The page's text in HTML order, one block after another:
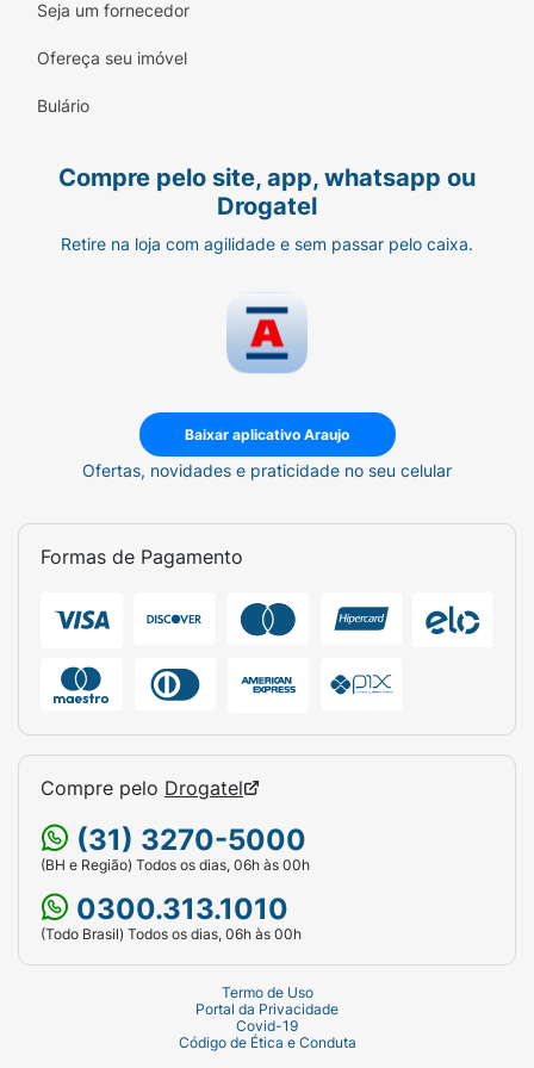
Alergênicos:
ALÉRGICOS: CONTÉM
DERIVADO DE SOJA.
crianças. Este produto não é um
medicamento, não exceder a recomendação
diária de consumo indicada no rótulo sem
fora do alcance de crianças. Ao consumir
outros suplementos, consulte um profissional
Ingredientes: Óleo de soja, gelatina, água,
colecalciferol e umectante glicerina.
Seja um fornecedor
Ofereça seu imóvel
Bulário
Compre pelo site, app, whatsapp ou
Drogatel
Retire na loja com agilidade e sem passar pelo caixa.
Baixar aplicativo Araujo
Ofertas, novidades e praticidade no seu celular
Formas de Pagamento
Compre pelo Drogatel
(31) 3270-5000
(BH e Região) Todos os dias, 06h às 00h
0300.313.1010
(Todo Brasil) Todos os dias, 06h às 00h
Termo de Uso
Portal da Privacidade
Covid-19
Código de Ética e Conduta